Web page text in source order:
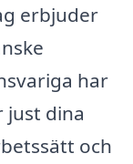
erbjuder
har
just dina
och